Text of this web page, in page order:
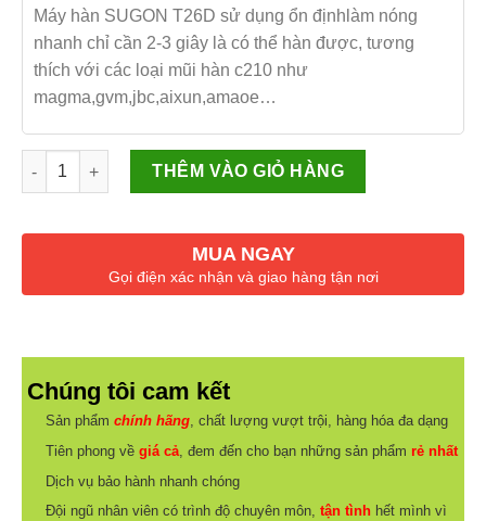
Máy hàn SUGON T26D sử dụng ổn địnhlàm nóng
nhanh chỉ cần 2-3 giây là có thể hàn được, tương
thích với các loại mũi hàn c210 như
magma,gvm,jbc,aixun,amaoe…
Máy hàn SUGON T26D Sử Dụng Mũi Hàn C210 số lượng
THÊM VÀO GIỎ HÀNG
MUA NGAY
Gọi điện xác nhận và giao hàng tận nơi
Chúng tôi cam kết
Sản phẩm chính hãng, chất lượng vượt trội, hàng hóa đa dạng
Tiên phong về giá cả, đem đến cho bạn những sản phẩm rẻ nhất
Dịch vụ bảo hành nhanh chóng
Đội ngũ nhân viên có trình độ chuyên môn, tận tìnhhết mình vì